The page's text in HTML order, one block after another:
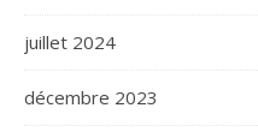
juillet 2024
décembre 2023